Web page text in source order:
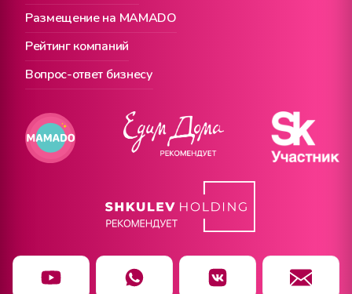
Размещение на MAMADO
Рейтинг компаний
Вопрос-ответ бизнесу